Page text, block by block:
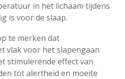
in het lichaam tijdens
is voor de slaap.
te merken dat
vlak voor het slapengaan
stimulerende effect van
tot alertheid en moeite